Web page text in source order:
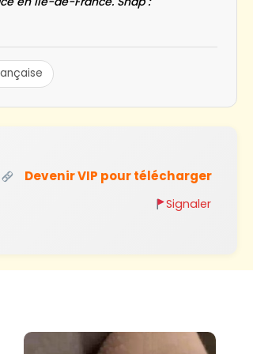
Devenir VIP pour télécharger
Signaler